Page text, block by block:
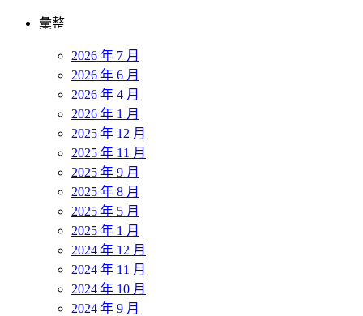
彙整
2026 年 7 月
2026 年 6 月
2026 年 4 月
2026 年 1 月
2025 年 12 月
2025 年 11 月
2025 年 9 月
2025 年 8 月
2025 年 5 月
2025 年 1 月
2024 年 12 月
2024 年 11 月
2024 年 10 月
2024 年 9 月